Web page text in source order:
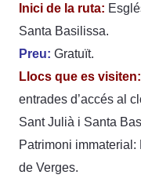
Inici de la ruta:
Santa Basilissa.
Preu: Gratuït.
Llocs que es visiten:
entrades d’accés al
Sant Julià i Santa
Patrimoni
de Verges.